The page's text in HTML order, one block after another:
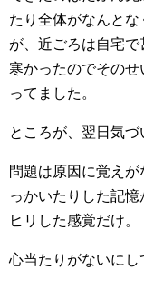
たり全体がなんと
が、近ごろは自宅
寒かったのでその
ってました。
ところが、翌日気づ
問題は原因に覚え
っかいたりした記
ヒリした感覚だけ。
心当たりがないにし